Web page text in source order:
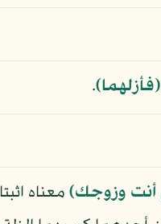
﴿فأزلهما﴾.
وزوجك﴾ معناه